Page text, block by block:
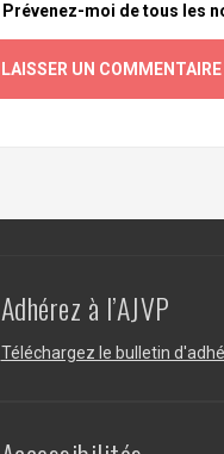
Prévenez-moi de tous les
Adhérez à l’AJVP
Téléchargez le bulletin